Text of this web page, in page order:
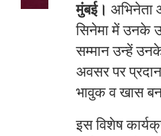
मुंबई। अभिनेता
सिनेमा में उनके
सम्मान उन्हें
अवसर पर
भावुक व खास
इस विशेष